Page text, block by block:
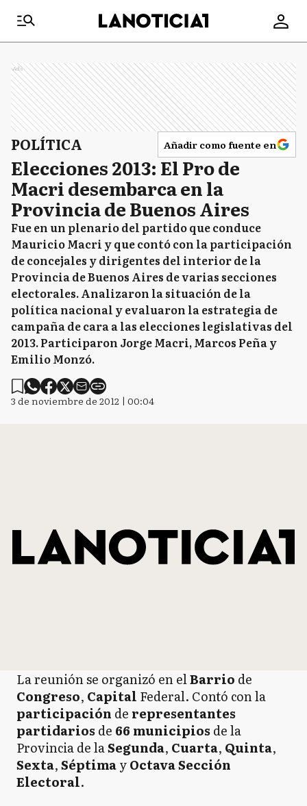
Ads
POLÍTICA Añadir como fuente en
Elecciones 2013: El Pro de
Macri desembarca en la
Provincia de Buenos Aires
Fue en un plenario del partido que conduce
Mauricio Macri y que contó con la participación
de concejales y dirigentes del interior de la
Provincia de Buenos Aires de varias secciones
electorales. Analizaron la situación de la
política nacional y evaluaron la estrategia de
campaña de cara a las elecciones legislativas del
2013. Participaron Jorge Macri, Marcos Peña y
Emilio Monzó.
3 de noviembre de 2012 | 00:04
La reunión se organizó en elBarrio de
Congreso, Capital Federal. Contó con la
participación de representantes
partidarios de 66 municipios de la
Provincia de laSegunda, Cuarta, Quinta,
Sexta,SéptimayOctavaSección
Electoral.